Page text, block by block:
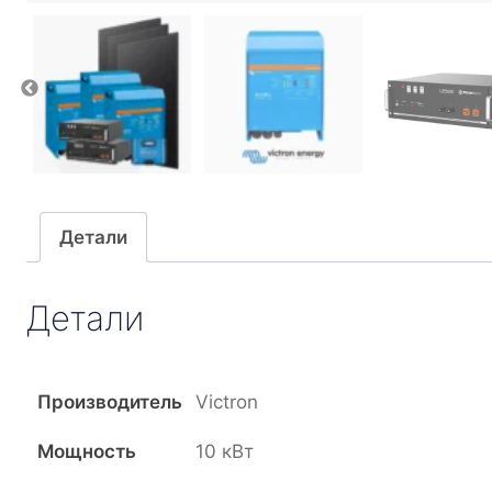
Детали
Детали
Производитель Victron
Мощность 10 кВт